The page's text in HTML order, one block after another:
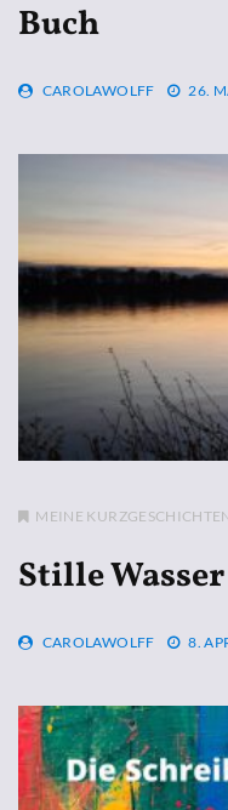
Buch
CAROLAWOLFF 26.
MEINE
Stille Wasser
CAROLAWOLFF 8.